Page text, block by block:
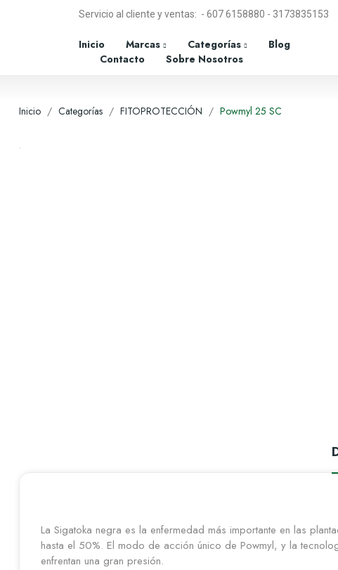
Servicio al cliente y ventas: - 607 6158880 - 3173835153
Inicio Marcas Categorías
Blog
Contacto
Sobre Nosotros
Inicio Categorías FITOPROTECCIÓN Powmyl 25 SC
La Sigatoka negra es la enfermedad más importante en las
hasta el 50%. El modo de acción único de Powmyl, y la
enfrentan una gran presión.